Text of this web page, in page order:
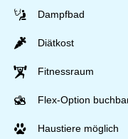
Dampfbad
Diätkost
Fitnessraum
Flex-Option
Haustiere möglich